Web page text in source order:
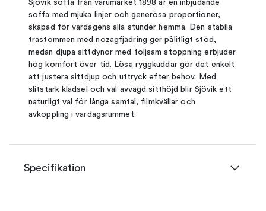
Sjövik soffa från varumärket 1898 är en inbjudande
soffa med mjuka linjer och generösa proportioner,
skapad för vardagens alla stunder hemma. Den stabila
trästommen med nozagfjädring ger pålitligt stöd,
medan djupa sittdynor med följsam stoppning erbjuder
hög komfort över tid. Lösa ryggkuddar gör det enkelt
att justera sittdjup och uttryck efter behov. Med
slitstark klädsel och väl avvägd sitthöjd blir Sjövik ett
naturligt val för långa samtal, filmkvällar och
avkoppling i vardagsrummet.
Specifikation